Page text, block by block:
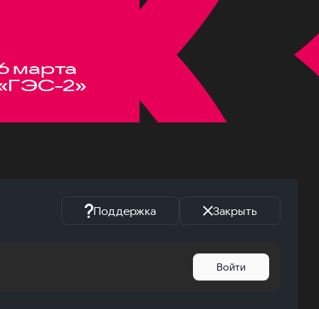
марта
2»
Поддержка Закрыть
Войти